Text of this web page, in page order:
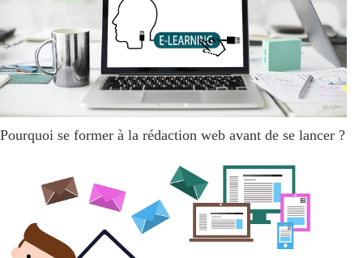
Pourquoi se former à la rédaction web avant de se lancer ?